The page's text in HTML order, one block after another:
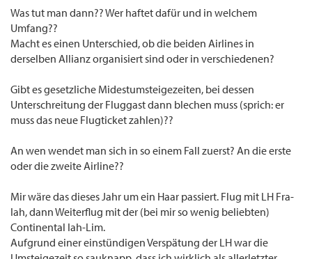
Was tut man dann?? Wer haftet dafür und in welchem
Umfang??
Macht es einen Unterschied, ob die beiden Airlines in
derselben Allianz organisiert sind oder in verschiedenen?
Gibt es gesetzliche Midestumsteigezeiten, bei dessen
Unterschreitung der Fluggast dann blechen muss (sprich: er
muss das neue Flugticket zahlen)??
An wen wendet man sich in so einem Fall zuerst? An die erste
oder die zweite Airline??
Mir wäre das dieses Jahr um ein Haar passiert. Flug mit LH Fra-
Iah, dann Weiterflug mit der (bei mir so wenig beliebten)
Continental Iah-Lim.
Aufgrund einer einstündigen Verspätung der LH war die